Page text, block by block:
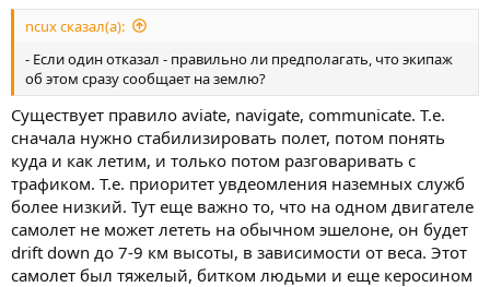
ncux сказал(а):
- Если один отказал - правильно ли предполагать, что экипаж
об этом сразу сообщает на землю?
Существует правило aviate, navigate, communicate. Т.е.
сначала нужно стабилизировать полет, потом понять
куда и как летим, и только потом разговаривать с
трафиком. Т.е. приоритет увдеомления наземных служб
более низкий. Тут еще важно то, что на одном двигателе
самолет не может лететь на обычном эшелоне, он будет
drift down до 7-9 км высоты, в зависимости от веса. Этот
самолет был тяжелый, битком людьми и еще керосином